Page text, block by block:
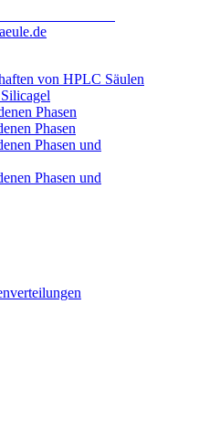
von HPLC Säulen
Phasen
Phasen
Phasen und
Phasen und